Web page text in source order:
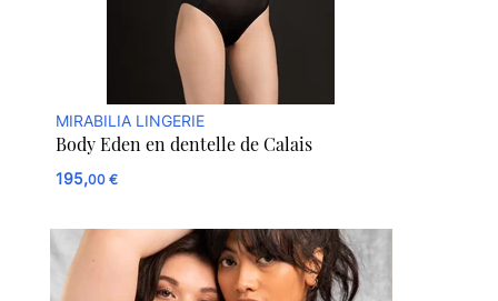
MIRABILIA LINGERIE
Body Eden en dentelle de Calais
195,00 €